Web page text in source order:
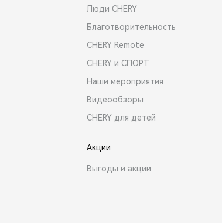
Люди CHERY
Благотворительность
CHERY Remote
CHERY и СПОРТ
Наши мероприятия
Видеообзоры
CHERY для детей
Акции
Выгоды и акции